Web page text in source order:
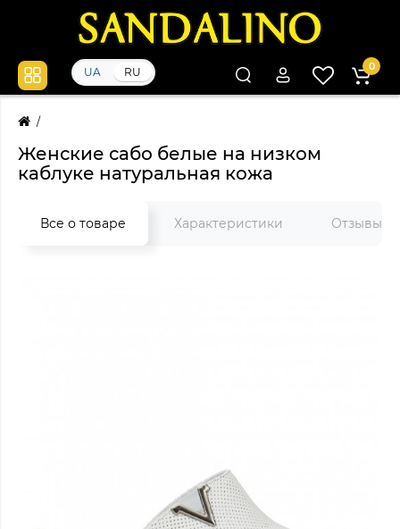
UA RU 0
Женские сабо белые на низком
каблуке натуральная кожа
Все о товаре Характеристики Отзывы